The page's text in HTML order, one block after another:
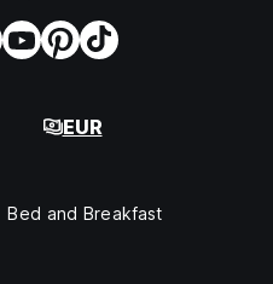
EUR
Bed and Breakfast